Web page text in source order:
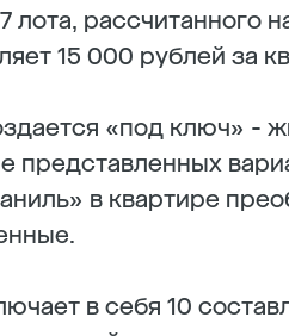
лота, рассчитанного
15 000 рублей за
«под ключ» -
представленных
в квартире
в себя 10